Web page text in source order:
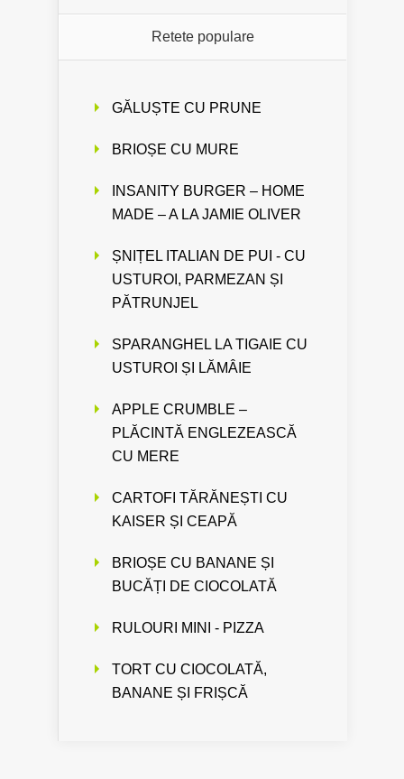
Retete populare
GĂLUȘTE CU PRUNE
BRIOȘE CU MURE
INSANITY BURGER – HOME
MADE – A LA JAMIE OLIVER
ȘNIȚEL ITALIAN DE PUI - CU
USTUROI, PARMEZAN ȘI
PĂTRUNJEL
SPARANGHEL LA TIGAIE CU
USTUROI ȘI LĂMÂIE
APPLE CRUMBLE –
PLĂCINTĂ ENGLEZEASCĂ
CU MERE
CARTOFI TĂRĂNEȘTI CU
KAISER ȘI CEAPĂ
BRIOȘE CU BANANE ȘI
BUCĂȚI DE CIOCOLATĂ
RULOURI MINI - PIZZA
TORT CU CIOCOLATĂ,
BANANE ȘI FRIȘCĂ